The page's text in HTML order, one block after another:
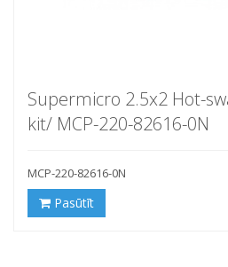
Supermicro 2.5x2 Hot-
kit/ MCP-220-82616-0N
MCP-220-82616-0N
Pasūtīt